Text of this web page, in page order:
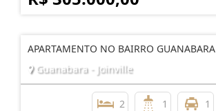
APARTAMENTO NO BAIRRO GUANABARA
Guanabara - Joinville
2 1 1